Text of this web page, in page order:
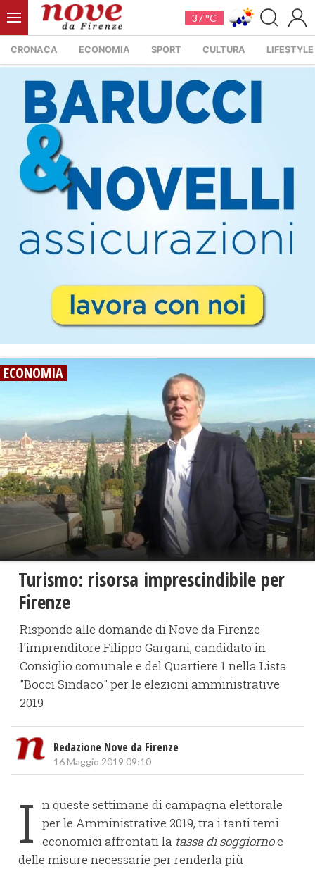
37 °C
CRONACA ECONOMIA SPORT CULTURA LIFESTYLE
ECONOMIA
Turismo: risorsa imprescindibile per
Firenze
Risponde alle domande di Nove da Firenze
l'imprenditore Filippo Gargani, candidato in
Consiglio comunale e del Quartiere 1 nella Lista
"Bocci Sindaco" per le elezioni amministrative
2019
Redazione Nove da Firenze
16 Maggio 2019 09:10
I n queste settimane di campagna elettorale
per le Amministrative 2019, tra i tanti temi
economici affrontati la tassa di soggiornoe
delle misure necessarie per renderla più